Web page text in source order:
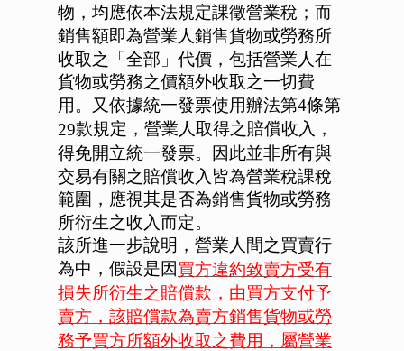
物，均應依本法規定課徵營業稅；而
銷售額即為營業人銷售貨物或勞務所
收取之「全部」代價，包括營業人在
貨物或勞務之價額外收取之一切費
用。又依據統一發票使用辦法第4條第
29款規定，營業人取得之賠償收入，
得免開立統一發票。因此並非所有與
交易有關之賠償收入皆為營業稅課稅
範圍，應視其是否為銷售貨物或勞務
所衍生之收入而定。
該所進一步說明，營業人間之買賣行
為中，假設是因買方違約致賣方受有
損失所衍生之賠償款，由買方支付予
賣方，該賠償款為賣方銷售貨物或勞
務予買方所額外收取之費用，屬營業